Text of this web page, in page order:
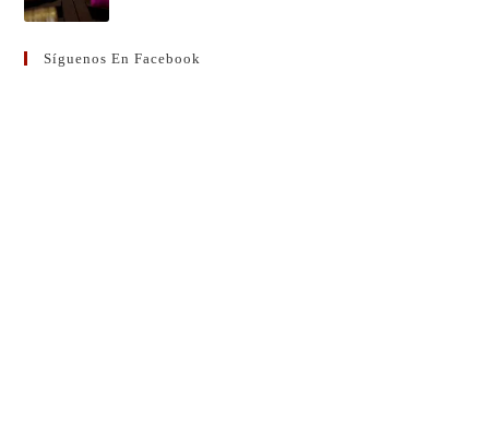
Síguenos En Facebook